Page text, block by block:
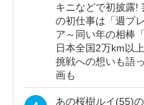
キニなどで初披露!
の初仕事は「週プ
ア～同い年の相棒
日本全国2万km以
挑戦への想いも語
画も
あの桜樹ルイ(55)